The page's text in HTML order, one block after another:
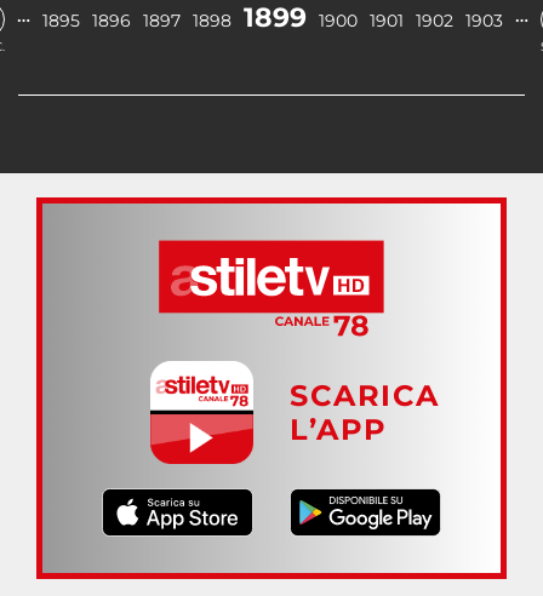
… 1895 1896 1897 1898 1899 1900 1901 1902 1903 …
SCARICA
L’APP